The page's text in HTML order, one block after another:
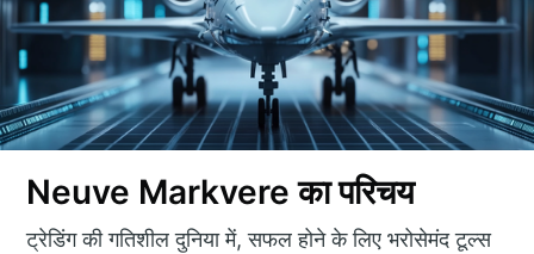
Neuve Markvere का परिचय
ट्रेडिंग की गतिशील दुनिया में, सफल होने के लिए भरोसेमंद टूल्स